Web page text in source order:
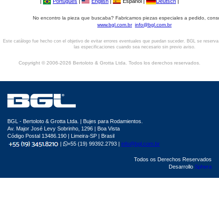
No encontro la pieza que buscaba? Fabricamos piezas especiales a pedido,
www.bgl.com.br info@bgl.com.br
Este catálogo fue hecho con el objetivo de evitar errores eventuales que puedan suceder. BGL se
las especificaciones cuando sea necesario sin previo aviso.
Copyright © 2006-2026 Bertoloto & Grotta Ltda. Todos los derechos reservados.
BGL - Bertoloto & Grotta Ltda. | Bujes para Rodamientos.
Av. Major José Levy Sobrinho, 1296 | Boa Vista
Código Postal 13486.190 | Limeira-SP | Brasil
|
+55 (19) 99392.2793 | info@bgl.com.br
Todos os Derechos Reservados
Desarrollo Sphera